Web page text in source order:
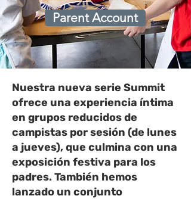
Parent Account
Nuestra nueva serie Summit
ofrece una experiencia íntima
en grupos reducidos de
campistas por sesión (de lunes
a jueves), que culmina con una
exposición festiva para los
padres. También hemos
lanzado un conjunto